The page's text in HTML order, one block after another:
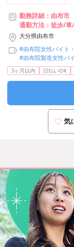
勤務詳細：由布市
通勤方法：徒歩/車
最寄り駅：向之原
大分県由布市
#由布院女性バイト
#由布院製造女性バ
3ヶ月以内 日払いOK
気